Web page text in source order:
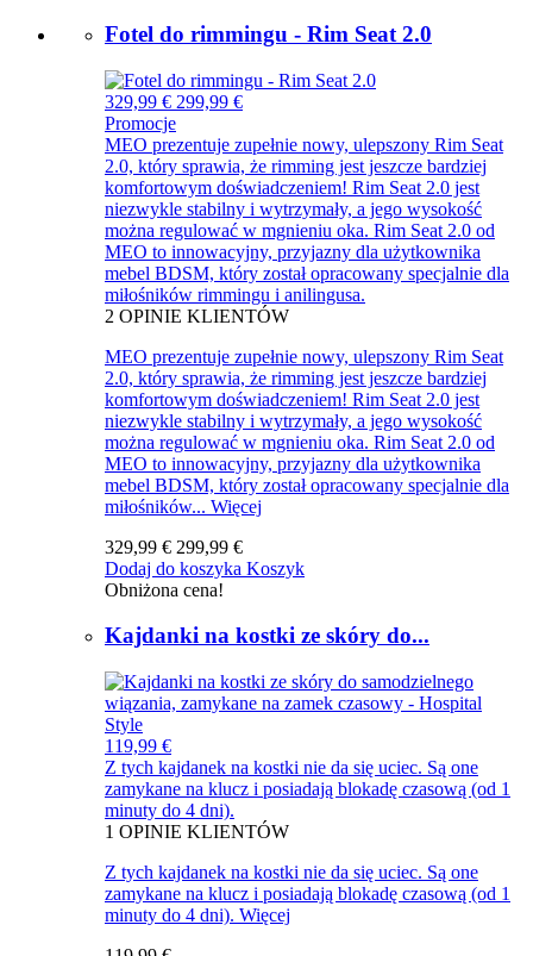
Fotel do rimmingu - Rim Seat 2.0
329,99 € 299,99 €
Promocje
MEO prezentuje zupełnie nowy, ulepszony Rim Seat
2.0, który sprawia, że rimming jest jeszcze bardziej
komfortowym doświadczeniem! Rim Seat 2.0 jest
niezwykle stabilny i wytrzymały, a jego wysokość
można regulować w mgnieniu oka. Rim Seat 2.0 od
MEO to innowacyjny, przyjazny dla użytkownika
mebel BDSM, który został opracowany specjalnie dla
miłośników rimmingu i anilingusa.
2 OPINIE KLIENTÓW
MEO prezentuje zupełnie nowy, ulepszony Rim Seat
2.0, który sprawia, że rimming jest jeszcze bardziej
komfortowym doświadczeniem! Rim Seat 2.0 jest
niezwykle stabilny i wytrzymały, a jego wysokość
można regulować w mgnieniu oka. Rim Seat 2.0 od
MEO to innowacyjny, przyjazny dla użytkownika
mebel BDSM, który został opracowany specjalnie dla
miłośników... Więcej
329,99 € 299,99 €
Dodaj do koszyka Koszyk
Obniżona cena!
Kajdanki na kostki ze skóry do...
119,99 €
Z tych kajdanek na kostki nie da się uciec. Są one
zamykane na klucz i posiadają blokadę czasową (od 1
minuty do 4 dni).
1 OPINIE KLIENTÓW
Z tych kajdanek na kostki nie da się uciec. Są one
zamykane na klucz i posiadają blokadę czasową (od 1
minuty do 4 dni). Więcej